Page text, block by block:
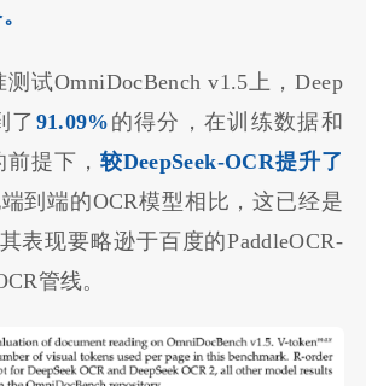
试OmniDocBench v1.5上，Deep
了 91.09% 的得分，在训练数据和
提下， 较DeepSeek-OCR提升了
到端的OCR模型相比，这已经是
表现要略逊于百度的PaddleOCR-
管线。